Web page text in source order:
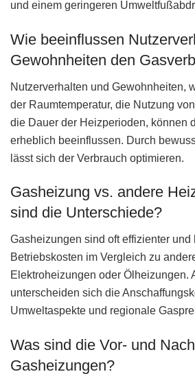
und einem geringeren
Wie beeinflussen
Gewohnheiten den
Nutzerverhalten und Gewohnheiten,
der Raumtemperatur, die Nutzung
die Dauer der Heizperioden, können
erheblich beeinflussen. Durch
lässt sich der Verbrauch optimieren.
Gasheizung vs. andere
sind die Unterschiede?
Gasheizungen sind oft effizienter und
Betriebskosten im Vergleich zu
Elektroheizungen oder Ölheizungen.
unterscheiden sich die
Umweltaspekte und regionale
Was sind die Vor- und
Gasheizungen?